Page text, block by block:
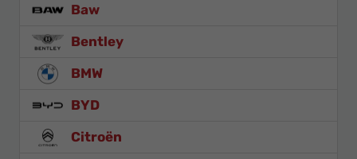
Baw
Bentley
BMW
BYD
Citroën